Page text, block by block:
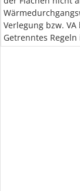
Verlegung bzw.
Getrenntes